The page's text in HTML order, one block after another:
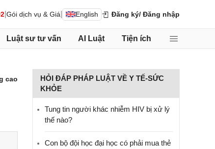
Gói dịch vụ & Giá English Đăng ký/ Đăng nhập
Luật sư tư vấn AI Luật Tiện ích
cao
HỎI ĐÁP PHÁP LUẬT VỀ Y TẾ-SỨC
KHỎE
Tung tin người khác nhiễm HIV bị xử lý
thế nào?
Con bộ đội học đại học có phải mua thẻ